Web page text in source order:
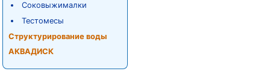
Соковыжималки
Тестомесы
Структурирование воды
АКВАДИСК